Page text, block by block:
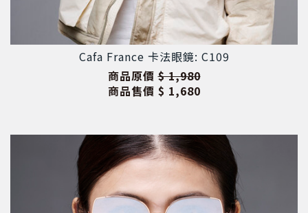
Cafa France 卡法眼鏡: C109
商品原價 $ 1,980
商品售價 $ 1,680